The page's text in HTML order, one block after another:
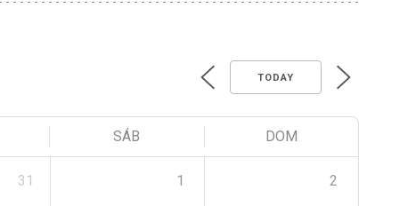
TODAY
SÁB DOM
31 1 2